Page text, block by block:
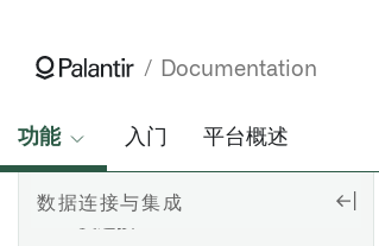
Documentation
功能 入门 平台概述
数据连接与集成
概览
导出任务（旧版）
Transformation Replication
创建RFC连接
卸载 Palantir Foundry
Connector 2.0 for SAP
使用 Pipeline Builder 创建数
使用Pipeline Builder创建媒体
集批处理管道
使用代码仓库创建数据集批处
理管道
排查内存不足（OOM）出错
Spark 概念
理解 Spark 细节
PB函数转换
条件下的聚合